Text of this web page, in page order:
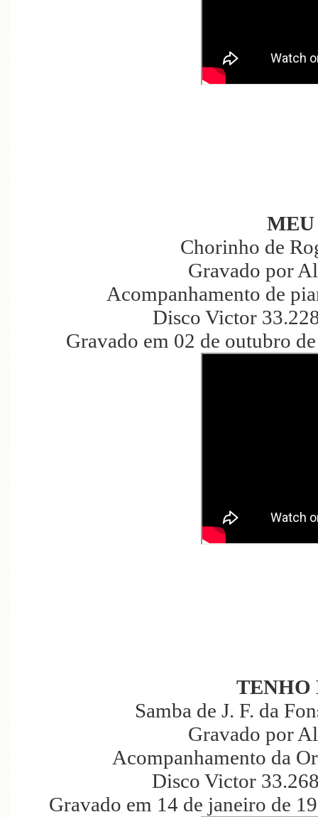
Chorinho de
Gravado por
Acompanhamento de
Disco Victor
Gravado em 02 de outubro
TENHO
Samba de J. F. da
Gravado por
Acompanhamento da
Disco Victor
Gravado em 14 de janeiro de